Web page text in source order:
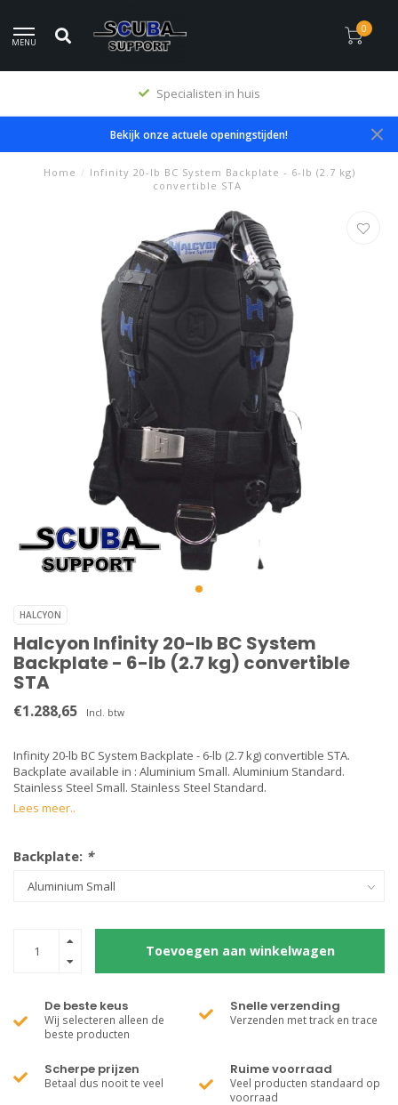
MENU
0
Specialisten in huis
Bekijk onze actuele openingstijden!
Home / Infinity 20-lb BC System Backplate - 6-lb (2.7 kg)
convertible STA
HALCYON
Halcyon Infinity 20-lb BC System
Backplate - 6-lb (2.7 kg) convertible
STA
€1.288,65 Incl. btw
Infinity 20-lb BC System Backplate - 6-lb (2.7 kg) convertible STA.
Backplate available in : Aluminium Small. Aluminium Standard.
Stainless Steel Small. Stainless Steel Standard.
Lees meer..
Backplate: *
Toevoegen aan winkelwagen
De beste keus
Wij selecteren alleen de
beste producten
Snelle verzending
Verzenden met track en trace
Scherpe prijzen
Betaal dus nooit te veel
Ruime voorraad
Veel producten standaard op
voorraad